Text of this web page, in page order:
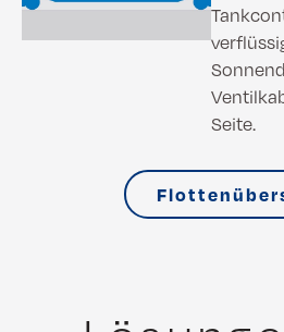
Seite.